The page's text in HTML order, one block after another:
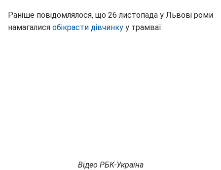
Раніше повідомлялося, що 26 листопада у Львові роми
намагалися обікрасти дівчинку у трамваї.
Відео РБК-Україна